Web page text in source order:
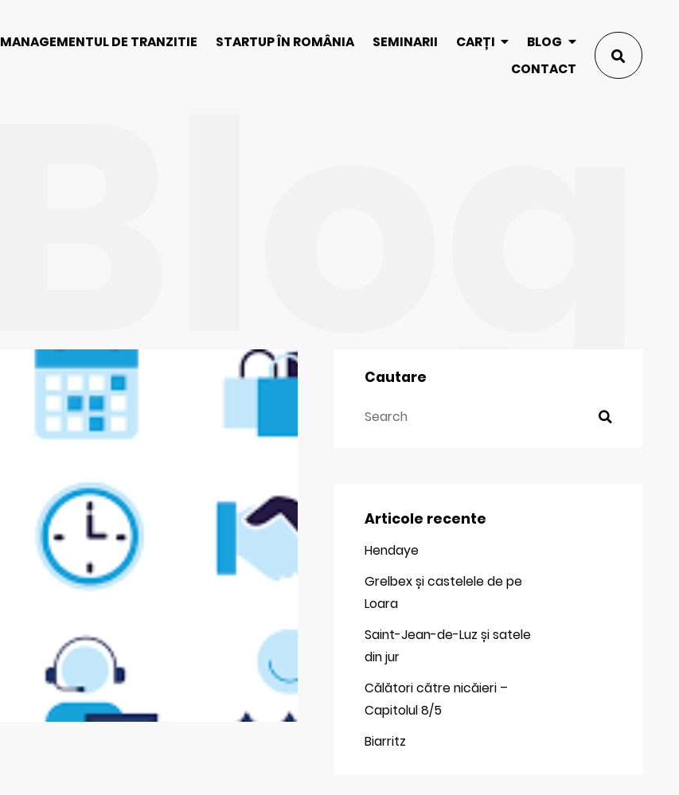
MANAGEMENTUL DE TRANZITIE STARTUP ÎN ROMÂNIA SEMINARII CARȚI
BLOG
CONTACT
Blog
Cautare
Articole recente
Hendaye
Grelbex și castelele de pe
Loara
Saint-Jean-de-Luz și satele
din jur
Călători către nicăieri –
Capitolul 8/5
Biarritz